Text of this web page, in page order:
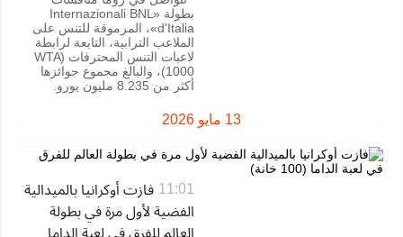
بطولة «Internazionali BNL
d'Italia»، المرموقة للتنس على
الملاعب الترابية، التابعة لرابطة
لاعبات التنس المحترفات (WTA
1000)، والبالغ مجموع جوائزها
أكثر من 8.235 مليون يورو.
13 مايو 2026
11:01 فازت أوكرانيا بالميدالية
الفضية لأول مرة في بطولة
العالم للفرق في لعبة الداما